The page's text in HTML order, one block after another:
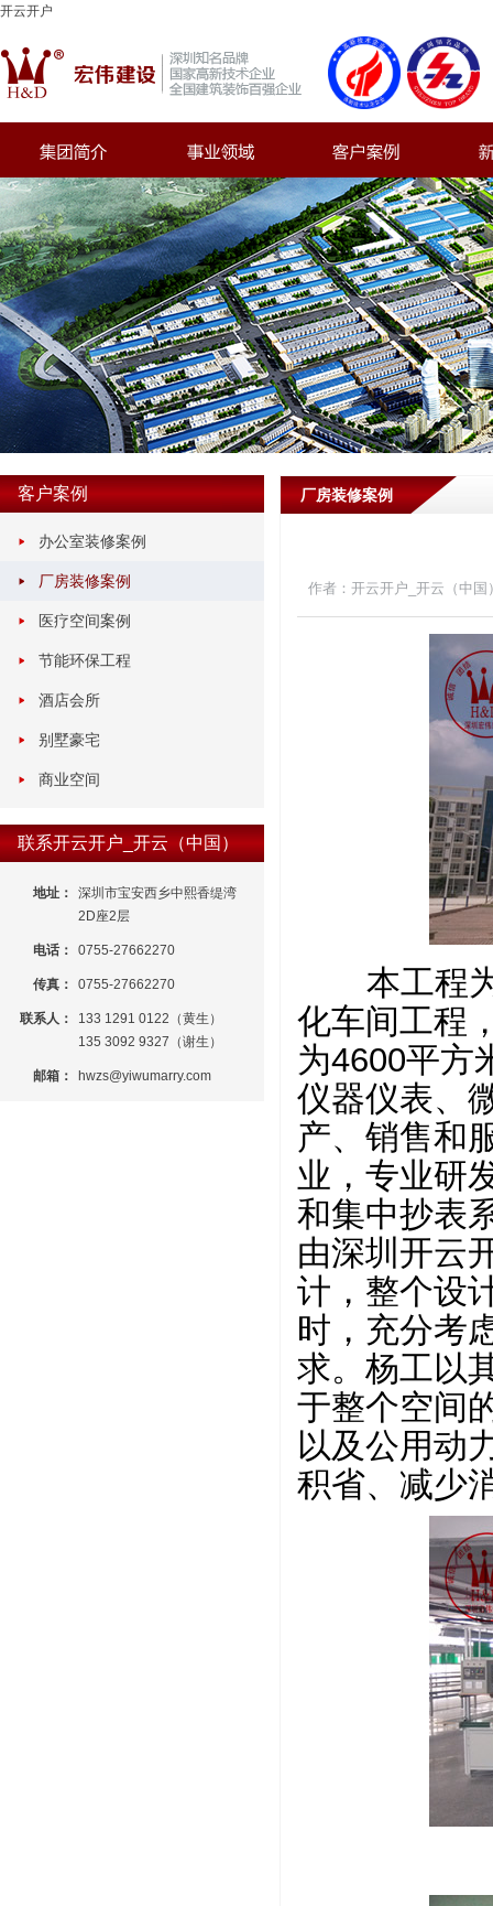
开云开户
客户案例
办公室装修案例
厂房装修案例
医疗空间案例
节能环保工程
酒店会所
别墅豪宅
商业空间
联系开云开户_开云（中国）
地址：
深圳市宝安西乡中熙香缇湾
2D座2层
电话： 0755-27662270
传真： 0755-27662270
联系人：
133 1291 0122（黄生）
135 3092 9327（谢生）
邮箱： hwzs@yiwumarry.com
厂房装修案例
作者：开云开户_开云（中国
本工程
化车间工程
为4600平方
仪器仪表、
产、销售和
业，专业研
和集中抄表
由深圳开云
计，整个设
时，充分考
求。杨工以
于整个空间
以及公用动
积省、减少